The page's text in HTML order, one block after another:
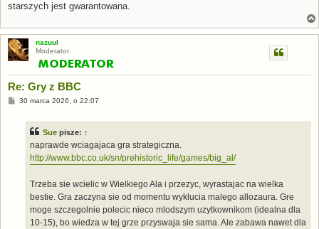
starszych jest gwarantowana.
nazuul
Moderator
Re: Gry z BBC
P30 marca 2026, o 22:07
Sue pisze: ↑
naprawde wciagajaca gra strategiczna.
http://www.bbc.co.uk/sn/prehistoric_life/games/big_al/
Trzeba sie wcielic w Wielkiego Ala i przezyc, wyrastajac na wielka
bestie. Gra zaczyna sie od momentu wyklucia malego allozaura. Gre
moge szczegolnie polecic nieco mlodszym uzytkownikom (idealna dla
10-15), bo wiedza w tej grze przyswaja sie sama. Ale zabawa nawet dla